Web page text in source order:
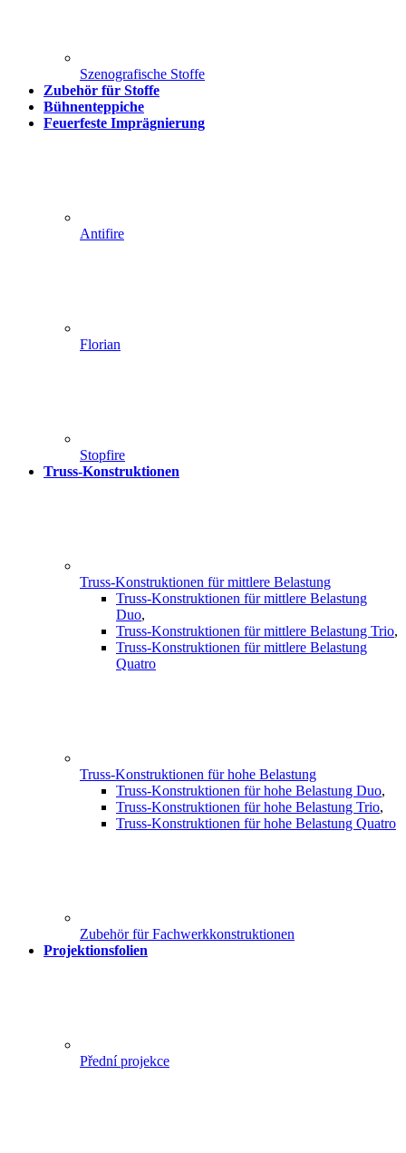
Szenografische Stoffe
Zubehör für Stoffe
Bühnenteppiche
Feuerfeste Imprägnierung
Antifire
Florian
Stopfire
Truss-Konstruktionen
Truss-Konstruktionen für mittlere Belastung
Truss-Konstruktionen für mittlere Belastung
Duo,
Truss-Konstruktionen für mittlere Belastung Trio,
Truss-Konstruktionen für mittlere Belastung
Quatro
Truss-Konstruktionen für hohe Belastung
Truss-Konstruktionen für hohe Belastung Duo,
Truss-Konstruktionen für hohe Belastung Trio,
Truss-Konstruktionen für hohe Belastung Quatro
Zubehör für Fachwerkkonstruktionen
Projektionsfolien
Přední projekce